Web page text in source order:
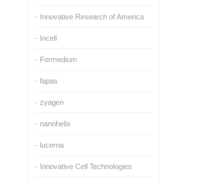
Innovative Research of America
Incell
Formedium
fapas
zyagen
nanohelix
lucerna
Innovative Cell Technologies